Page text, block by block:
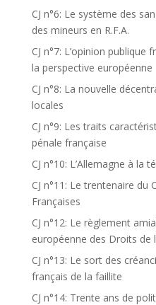
CJ n°6: Le système des
des mineurs en R.F.A.
CJ n°7: L’opinion publique
la perspective européenne
CJ n°8: La nouvelle
locales
CJ n°9: Les traits
pénale française
CJ n°10: L’Allemagne à la
CJ n°11: Le trentenaire du
Françaises
CJ n°12: Le règlement
européenne des Droits de
CJ n°13: Le sort des
français de la faillite
CJ n°14: Trente ans de